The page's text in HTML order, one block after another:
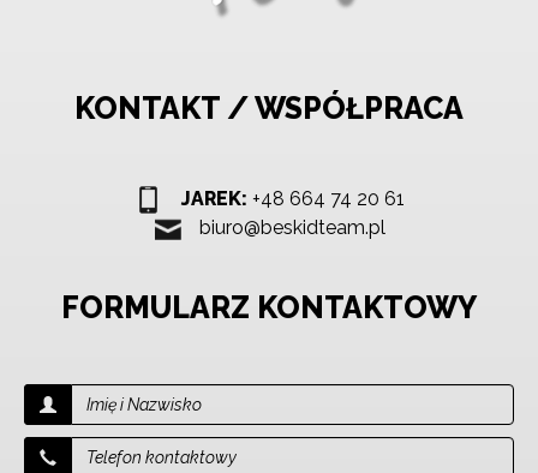
KONTAKT / WSPÓŁPRACA
JAREK: +48 664 74 20 61
biuro@beskidteam.pl
FORMULARZ KONTAKTOWY